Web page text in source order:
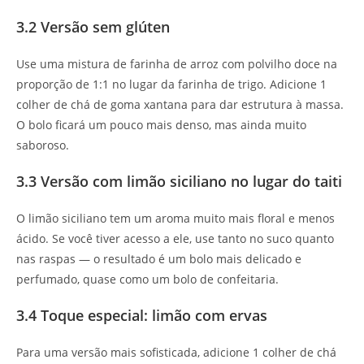
3.2 Versão sem glúten
Use uma mistura de farinha de arroz com polvilho doce na
proporção de 1:1 no lugar da farinha de trigo. Adicione 1
colher de chá de goma xantana para dar estrutura à massa.
O bolo ficará um pouco mais denso, mas ainda muito
saboroso.
3.3 Versão com limão siciliano no lugar do taiti
O limão siciliano tem um aroma muito mais floral e menos
ácido. Se você tiver acesso a ele, use tanto no suco quanto
nas raspas — o resultado é um bolo mais delicado e
perfumado, quase como um bolo de confeitaria.
3.4 Toque especial: limão com ervas
Para uma versão mais sofisticada, adicione 1 colher de chá